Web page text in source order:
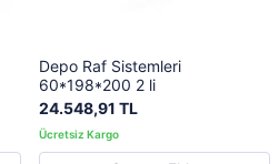
Depo Raf Sistemleri
60*198*200 2 li
24.548,91 TL